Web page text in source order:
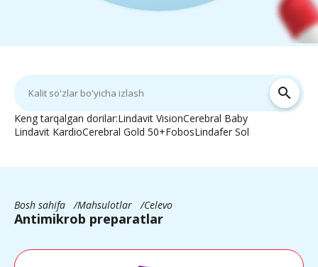
search
Keng tarqalgan dorilar:Lindavit VisionCerebral Baby
Lindavit KardioCerebral Gold 50+FobosLindafer Sol
Antimikrob preparatlar
Bosh sahifa Mahsulotlar Celevo